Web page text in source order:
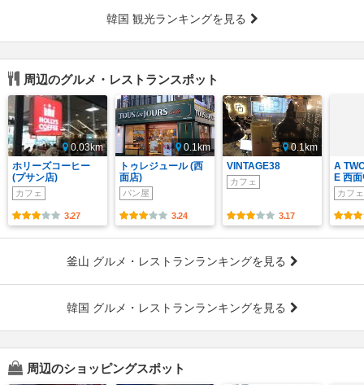
韓国 観光ランキングを見る
周辺のグルメ・レストランスポット
0.03km
ホリーズコーヒー
(プサン店)
カフェ
3.27
0.1km
トゥレジュール (西
面店)
パン屋
3.24
0.1km
VINTAGE38
カフェ
3.17
A
E 西
カフェ
釜山 グルメ・レストランランキングを見る
韓国 グルメ・レストランランキングを見る
周辺のショッピングスポット